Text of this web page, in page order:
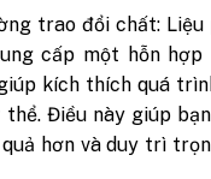
trao đổi chất: Liệu
cấp một hỗn hợp
kích thích quá
Điều này giúp
quả hơn và duy trì